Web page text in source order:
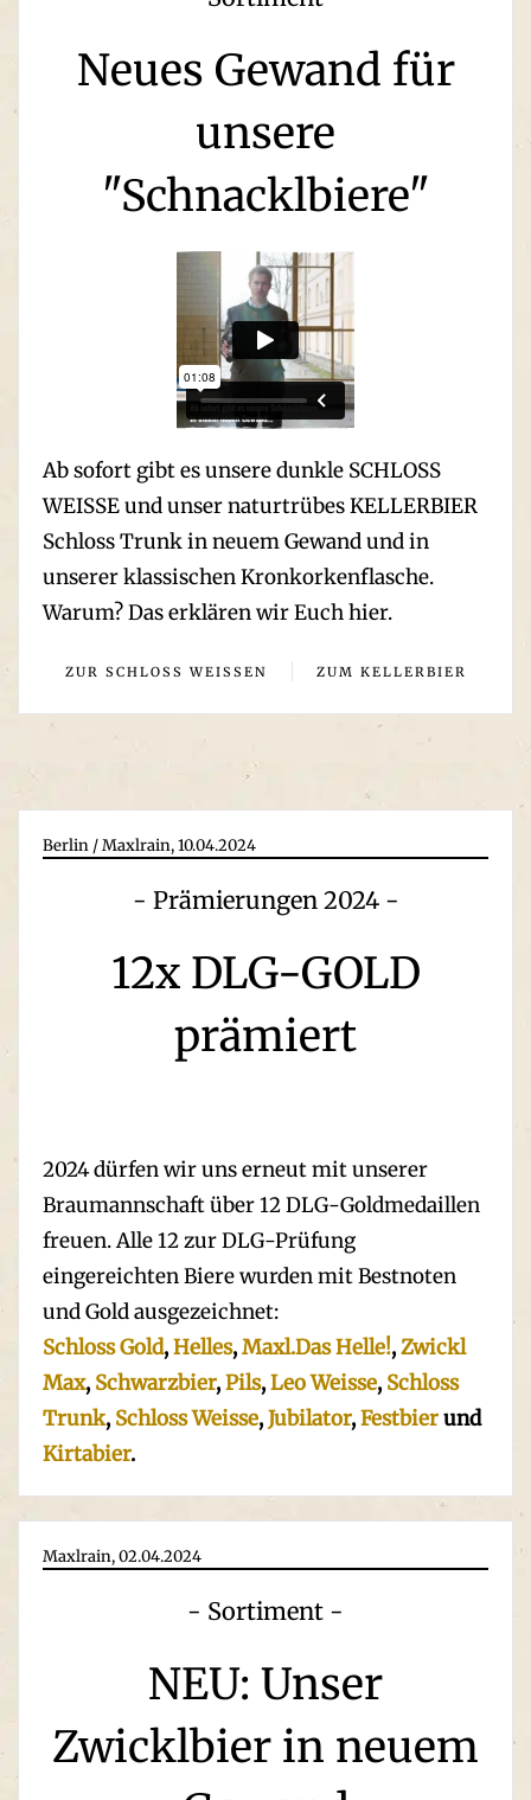
Neues Gewand für
unsere
"Schnackl­biere"
Ab sofort gibt es unsere dunkle SCHLOSS
WEISSE und unser naturtrübes KELLERBIER
Schloss Trunk in neuem Gewand und in
unserer klassischen Kronkorkenflasche.
Warum? Das erklären wir Euch hier.
ZUR SCHLOSS WEISSEN ZUM KELLERBIER
Berlin / Maxlrain, 10.04.2024
- Prämierungen 2024 -
12x DLG-GOLD
prämiert
2024 dürfen wir uns erneut mit unserer
Braumannschaft über 12 DLG-Goldmedaillen
freuen. Alle 12 zur DLG-Prüfung
eingereichten Biere wurden mit Bestnoten
und Gold ausgezeichnet:
Schloss Gold,Helles,Maxl.Das Helle!,Zwickl
Max, Schwarzbier,Pils,Leo Weisse, Schloss
Trunk, Schloss Weisse,Jubilator,Festbierund
Kirtabier.
Maxlrain, 02.04.2024
- Sortiment -
NEU: Unser
Zwicklbier in neuem